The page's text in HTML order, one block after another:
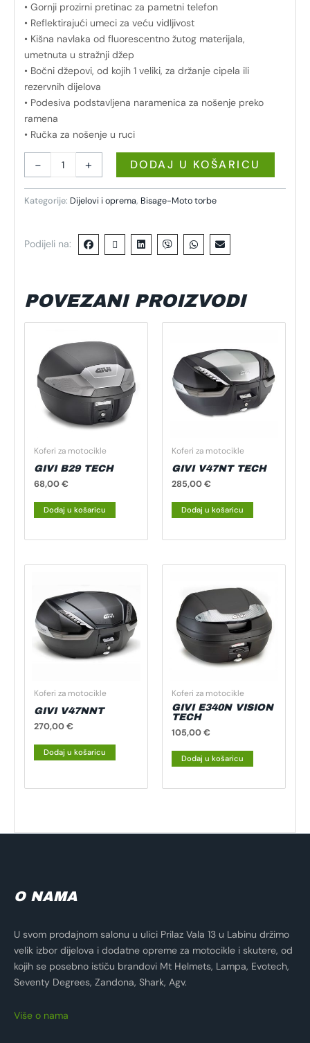
• Gornji prozirni pretinac za pametni telefon
• Reflektirajući umeci za veću vidljivost
• Kišna navlaka od fluorescentno žutog materijala,
umetnuta u stražnji džep
• Bočni džepovi, od kojih 1 veliki, za držanje cipela ili
rezervnih dijelova
• Podesiva podstavljena naramenica za nošenje preko
ramena
• Ručka za nošenje u ruci
- + DODAJ U KOŠARICU
Kategorije: Dijelovi i oprema, Bisage-Moto torbe
Podijeli na:
POVEZANI PROIZVODI
Koferi za motocikle
GIVI B29 TECH
68,00€
Dodaj u košaricu
Koferi za motocikle
GIVI V47NT TECH
285,00€
Dodaj u košaricu
Koferi za motocikle
GIVI V47NNT
270,00€
Dodaj u košaricu
Koferi za motocikle
GIVI E340N VISION
TECH
105,00€
Dodaj u košaricu
O NAMA
U svom prodajnom salonu u ulici Prilaz Vala 13 u Labinu držimo
velik izbor dijelova i dodatne opreme za motocikle i skutere, od
kojih se posebno ističu brandovi Mt Helmets, Lampa, Evotech,
Seventy Degrees, Zandona, Shark, Agv.
Više o nama